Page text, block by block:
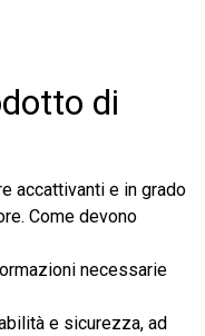
di
accattivanti e in grado
Come devono
necessarie
e sicurezza, ad